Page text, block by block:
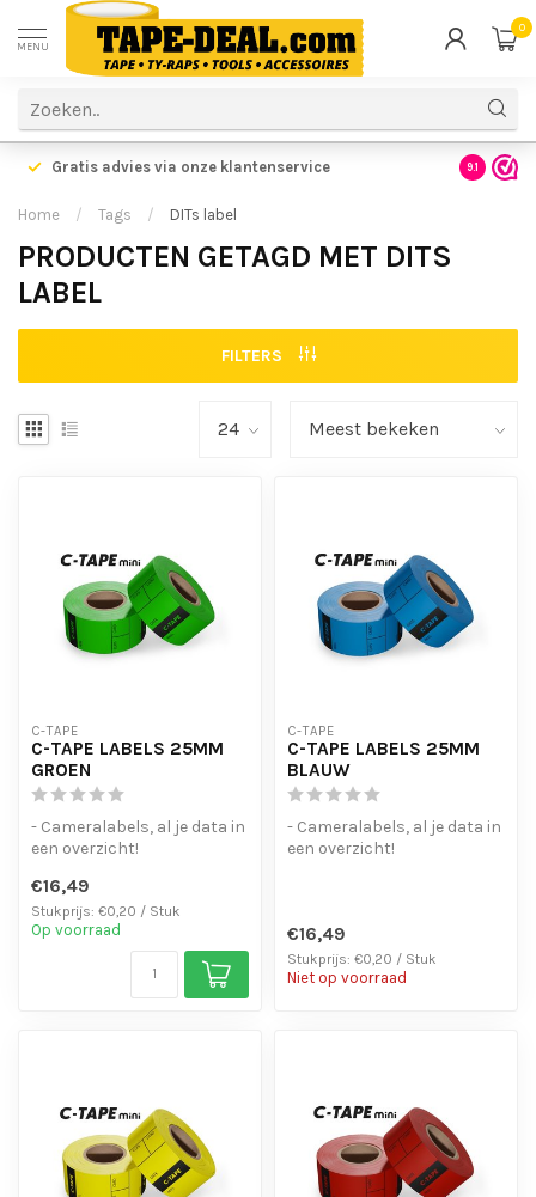
MENU
0
Gratis advies via onze klantenservice 9.1
Home / Tags / DITs label
PRODUCTEN GETAGD MET DITS
LABEL
FILTERS
C-TAPE
C-TAPE LABELS 25MM
GROEN
- Cameralabels, al je data in
een overzicht!
achter bij ...
€16,49
Stukprijs: €0,20 / Stuk
Op voorraad
C-TAPE
C-TAPE LABELS 25MM
BLAUW
- Cameralabels, al je data in
een overzicht!
€16,49
Stukprijs: €0,20 / Stuk
Niet op voorraad